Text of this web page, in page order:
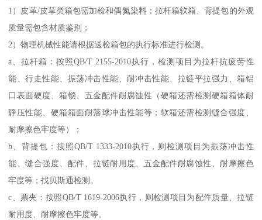
1）皮革/皮草类箱包需加检和偶氮染料；拉杆箱软箱、背提包的外观
质量需包含材质鉴别；
2）物理机械性能请根据送检箱包的执行标准进行检测。
a、拉杆箱：按照QB/T 2155-2010执行，检测项目为拉杆抗疲劳性
能、行走性能、振荡冲击性能、耐冲击性能、拉链平拉强力、箱铝
口表面硬度、箱锁、五金配件耐腐蚀性（硬箱还需检测硬箱箱体耐
静压性能、硬箱箱面耐落球冲击性能等；软箱还需检测缝合强度、
耐摩擦色牢度等）；
b、背提包：按照QB/T 1333-2010执行，则检测项目为振荡冲击性
能、缝合强度、配件、拉链耐用度、五金配件耐腐蚀性、耐摩擦色
牢度等；找贝斯通检测。
c、票夹：按照QB/T 1619-2006执行，则检测项目为配件质量、拉链
耐用度、耐摩擦色牢度等。